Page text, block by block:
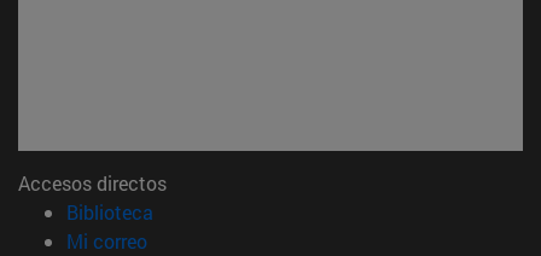
Accesos directos
Biblioteca
Mi correo(abre en nueva ventana)